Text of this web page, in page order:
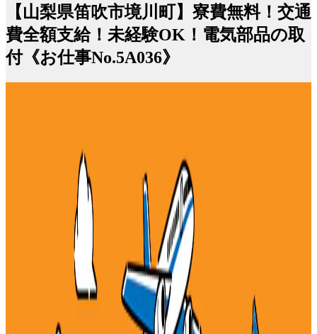
【山梨県笛吹市境川町】寮費無料！交通
費全額支給！未経験OK！電気部品の取
付《お仕事No.5A036》